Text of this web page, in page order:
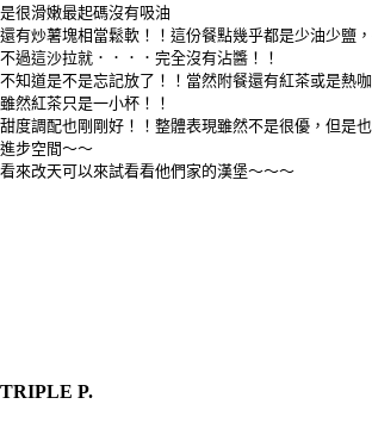
是很滑嫩最起碼沒有吸油
還有炒薯塊相當鬆軟！！這份餐點幾乎都是少油少鹽，
不過這沙拉就．．．．完全沒有沾醬！！
不知道是不是忘記放了！！當然附餐還有紅茶或是熱咖
雖然紅茶只是一小杯！！
甜度調配也剛剛好！！整體表現雖然不是很優，但是
進步空間～～
看來改天可以來試看看他們家的漢堡～～～
TRIPLE P.